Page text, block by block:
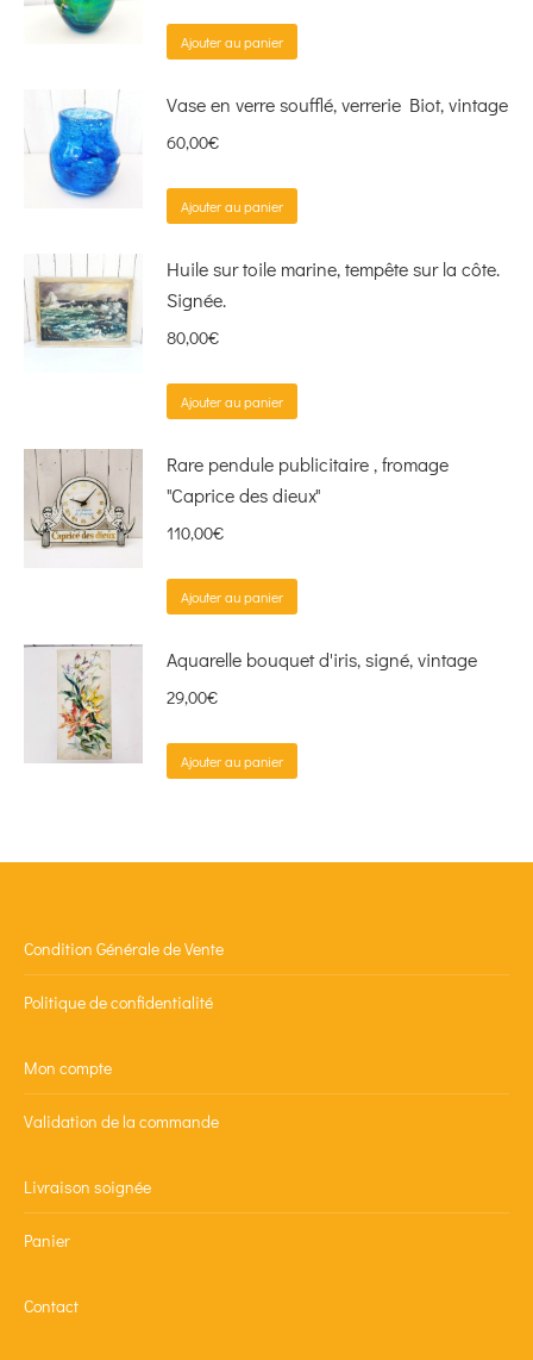
Ajouter au panier
Vase en verre soufflé, verrerie Biot, vintage
60,00€
Ajouter au panier
Huile sur toile marine, tempête sur la côte.
Signée.
80,00€
Ajouter au panier
Rare pendule publicitaire , fromage
"Caprice des dieux"
110,00€
Ajouter au panier
Aquarelle bouquet d'iris, signé, vintage
29,00€
Ajouter au panier
Condition Générale de Vente
Politique de confidentialité
Mon compte
Validation de la commande
Livraison soignée
Panier
Contact